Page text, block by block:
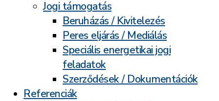
Jogi támogatás
Beruházás / Kivitelezés
Peres eljárás / Mediálás
Speciális energetikai jogi
feladatok
Szerződések / Dokumentációk
Referenciák